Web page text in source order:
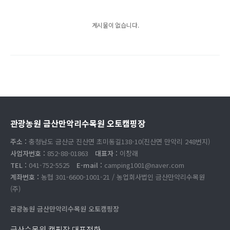
게시물이 없습니다.
관광농원 금산만악리수목원 오토캠핑장
주소 : 충청남도 금산군 진산면 초미동길138-10(진산면 만악리 248번지)
사업자번호 : 852-88-01863 대표자 : 이창래
TEL : 041-752-5525 E-mail : camping1001@naver.com
계좌번호 : 농협 301-6600-1001-21 / 농업회사법인 금산만악리수목원
(주)
관광농원 금산만악리수목원 오토캠핑장